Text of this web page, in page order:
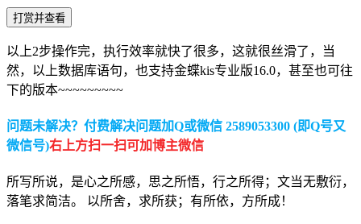
打赏并查看
以上2步操作完，执行效率就快了很多，这就很丝滑了，当
然，以上数据库语句，也支持金蝶kis专业版16.0，甚至也可往
下的版本~~~~~~~~~
问题未解决？付费解决问题加Q或微信 2589053300 (即Q号又
微信号)右上方扫一扫可加博主微信
所写所说，是心之所感，思之所悟，行之所得；文当无敷衍，
落笔求简洁。 以所舍，求所获；有所依，方所成！